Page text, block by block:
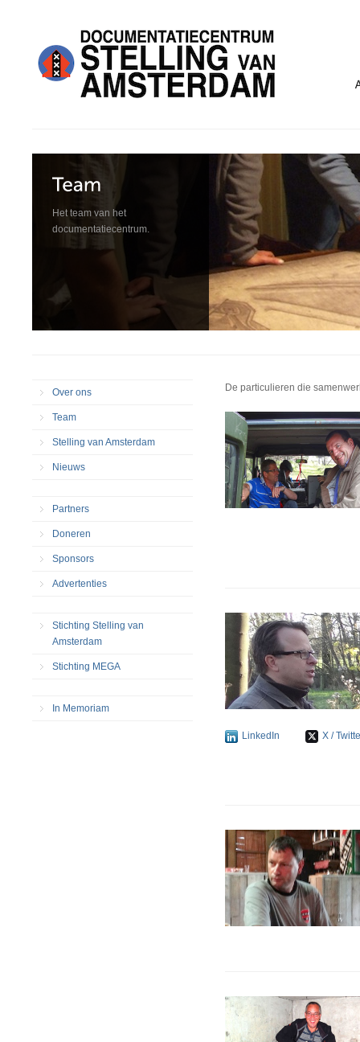
Het team van het
documentatiecentrum.
Over ons
Team
Stelling van Amsterdam
Nieuws
Partners
Doneren
Sponsors
Advertenties
Stichting Stelling van
Amsterdam
Stichting MEGA
In Memoriam
De particulieren die
LinkedIn X /